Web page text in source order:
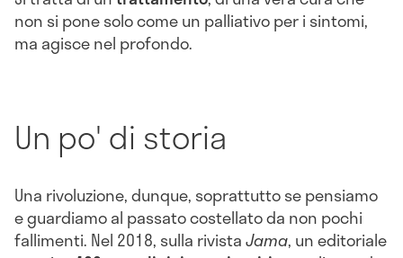
non si pone solo come un palliativo per i sintomi,
ma agisce nel profondo.
Un po' di storia
Una rivoluzione, dunque, soprattutto se pensiamo
e guardiamo al passato costellato da non pochi
fallimenti. Nel 2018, sulla rivistaJama, un editoriale